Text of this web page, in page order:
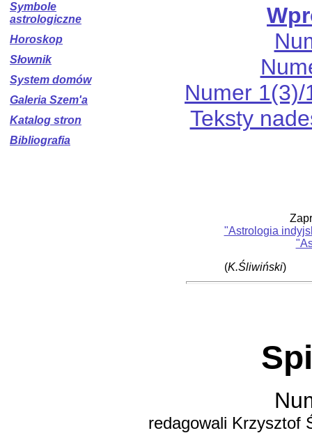
Symbole
astrologiczne
Horoskop
Słownik
System domów
Galeria Szem'a
Katalog stron
Bibliografia
Numer 1(3)/
Teksty
"Astrologia
(K.Śliwiński)
redagowali Krzysztof